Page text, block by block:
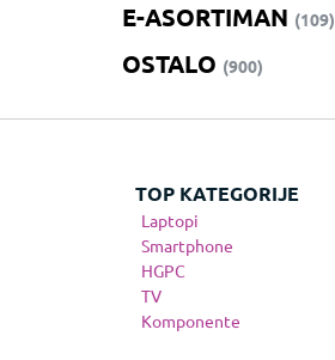
E-ASORTIMAN (109)
OSTALO (900)
TOP KATEGORIJE
Laptopi
Smartphone
HGPC
TV
Komponente